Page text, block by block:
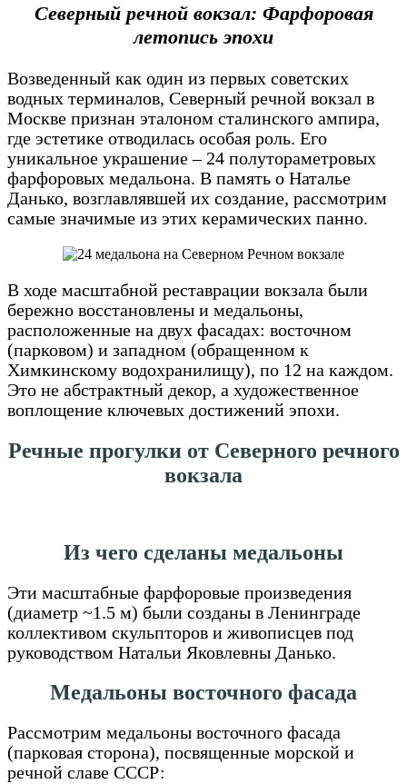
Северный речной вокзал: Фарфоровая
летопись эпохи
Возведенный как один из первых советских
водных терминалов, Северный речной вокзал в
Москве признан эталоном сталинского ампира,
где эстетике отводилась особая роль. Его
уникальное украшение – 24 полутораметровых
фарфоровых медальона. В память о Наталье
Данько, возглавлявшей их создание, рассмотрим
самые значимые из этих керамических панно.
В ходе масштабной реставрации вокзала были
бережно восстановлены и медальоны,
расположенные на двух фасадах: восточном
(парковом) и западном (обращенном к
Химкинскому водохранилищу), по 12 на каждом.
Это не абстрактный декор, а художественное
воплощение ключевых достижений эпохи.
Речные прогулки от Северного речного
вокзала
Из чего сделаны медальоны
Эти масштабные фарфоровые произведения
(диаметр ~1.5 м) были созданы в Ленинграде
коллективом скульпторов и живописцев под
руководством Натальи Яковлевны Данько.
Медальоны восточного фасада
Рассмотрим медальоны восточного фасада
(парковая сторона), посвященные морской и
речной славе СССР: